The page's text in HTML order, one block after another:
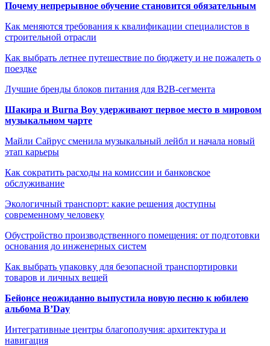
Почему непрерывное обучение становится обязательным
Как меняются требования к квалификации специалистов в
строительной отрасли
Как выбрать летнее путешествие по бюджету и не пожалеть о
поездке
Лучшие бренды блоков питания для B2B-сегмента
Шакира и Burna Boy удерживают первое место в мировом
музыкальном чарте
Майли Сайрус сменила музыкальный лейбл и начала новый
этап карьеры
Как сократить расходы на комиссии и банковское
обслуживание
Экологичный транспорт: какие решения доступны
современному человеку
Обустройство производственного помещения: от подготовки
основания до инженерных систем
Как выбрать упаковку для безопасной транспортировки
товаров и личных вещей
Бейонсе неожиданно выпустила новую песню к юбилею
альбома B’Day
Интегративные центры благополучия: архитектура и
навигация